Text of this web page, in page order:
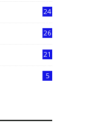
24
26
21
5